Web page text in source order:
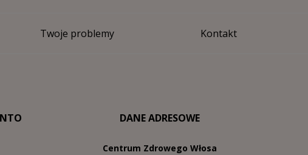
Twoje problemy Kontakt
DANE ADRESOWE
Centrum Zdrowego Włosa